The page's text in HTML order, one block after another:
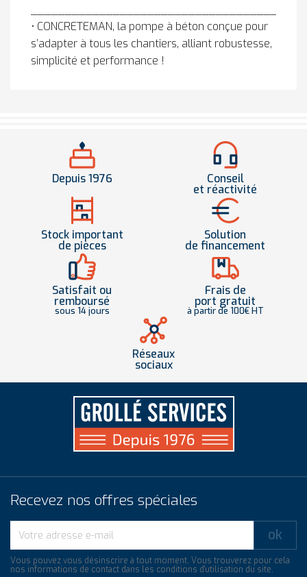
• CONCRETEMAN, la pompe à béton conçue pour
s’adapter à tous les chantiers, alliant robustesse,
simplicité et performance !
Depuis 1976 Conseil
et réactivité
Stock important
de pièces
Solution
de financement
Satisfait ou
remboursé
sous 14 jours
Frais de
port gratuit
à partir de 100€ HT
Réseaux
sociaux
Recevez nos offres spéciales
Vous pouvez vous désinscrire à tout moment. Vous trouverez pour cela
nos informations de contact dans les conditions d'utilisation du site.